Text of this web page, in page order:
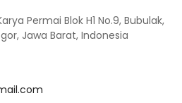
Permai Blok H1 No.9, Bubulak,
Jawa Barat, Indonesia